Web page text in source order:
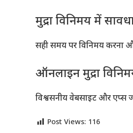
मुद्रा विनिमय में
सही समय पर विनिमय करना
ऑनलाइन मुद्रा
विश्वसनीय वेबसाइट और
Post Views: 116